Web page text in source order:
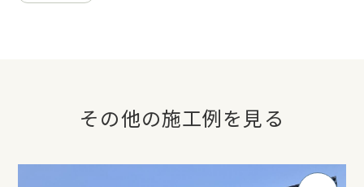
その他の施工例を見る